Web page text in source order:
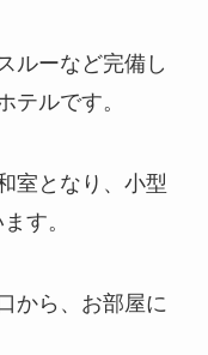
ルーなど完備し
テルです。
室となり、小型
す。
から、お部屋に